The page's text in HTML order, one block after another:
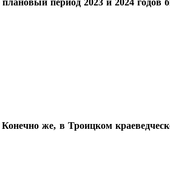
же, в Троицком